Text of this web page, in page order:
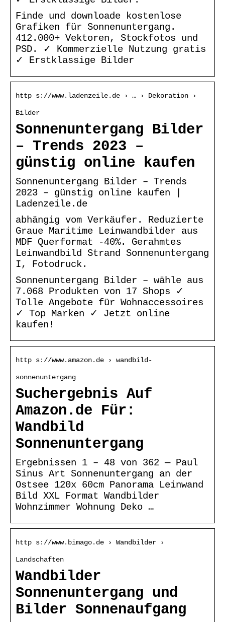
Finde und downloade kostenlose
Grafiken für Sonnenuntergang.
412.000+ Vektoren, Stockfotos und
PSD. ✓ Kommerzielle Nutzung gratis
✓ Erstklassige Bilder
http s://www.ladenzeile.de › … › Dekoration ›
Bilder
Sonnenuntergang Bilder
– Trends 2023 –
günstig online kaufen
Sonnenuntergang Bilder – Trends
2023 – günstig online kaufen |
Ladenzeile.de
abhängig vom Verkäufer. Reduzierte
Graue Maritime Leinwandbilder aus
MDF Querformat -40%. Gerahmtes
Leinwandbild Strand Sonnenuntergang
I, Fotodruck.
Sonnenuntergang Bilder – wähle aus
7.068 Produkten von 17 Shops ✓
Tolle Angebote für Wohnaccessoires
✓ Top Marken ✓ Jetzt online
kaufen!
http s://www.amazon.de › wandbild-
sonnenuntergang
Suchergebnis Auf
Amazon.de Für:
Wandbild
Sonnenuntergang
Ergebnissen 1 – 48 von 362 — Paul
Sinus Art Sonnenuntergang an der
Ostsee 120x 60cm Panorama Leinwand
Bild XXL Format Wandbilder
Wohnzimmer Wohnung Deko …
http s://www.bimago.de › Wandbilder ›
Landschaften
Wandbilder
Sonnenuntergang und
Bilder Sonnenaufgang